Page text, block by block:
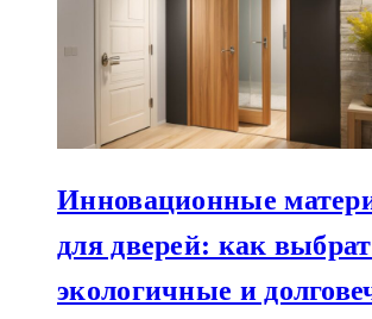
Инновационные
для дверей: как
экологичные и